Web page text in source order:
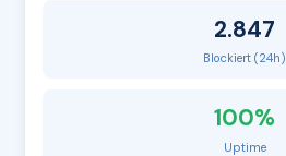
2.847
Blockiert (24h)
100%
Uptime